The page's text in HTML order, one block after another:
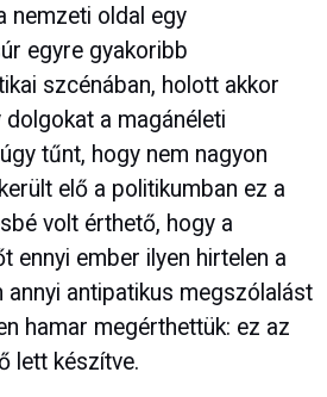
nemzeti oldal egy
egyre gyakoribb
szcénában, holott akkor
a magánéleti
tűnt, hogy nem nagyon
elő a politikumban ez a
volt érthető, hogy a
ennyi ember ilyen hirtelen a
annyi antipatikus megszólalást
hamar megérthettük: ez az
lett készítve.